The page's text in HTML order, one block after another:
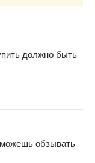
должно быть
обзывать